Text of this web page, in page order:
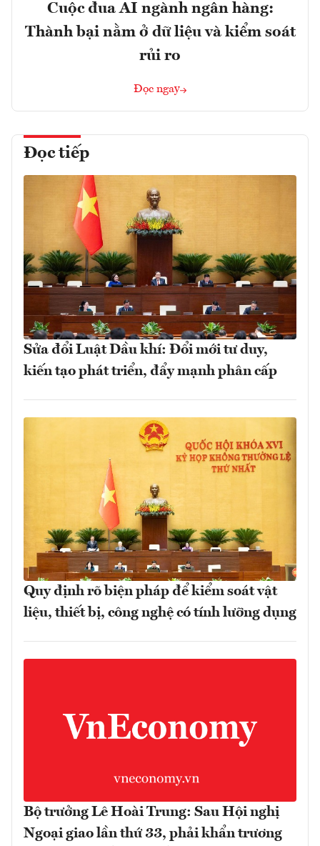
Cuộc đua AI ngành ngân hàng:
Thành bại nằm ở dữ liệu và kiểm soát
rủi ro
Đọc ngay
Đọc tiếp
Sửa đổi Luật Dầu khí: Đổi mới tư duy,
kiến tạo phát triển, đẩy mạnh phân cấp
Quy định rõ biện pháp để kiểm soát vật
liệu, thiết bị, công nghệ có tính lưỡng dụng
Bộ trưởng Lê Hoài Trung: Sau Hội nghị
Ngoại giao lần thứ 33, phải khẩn trương